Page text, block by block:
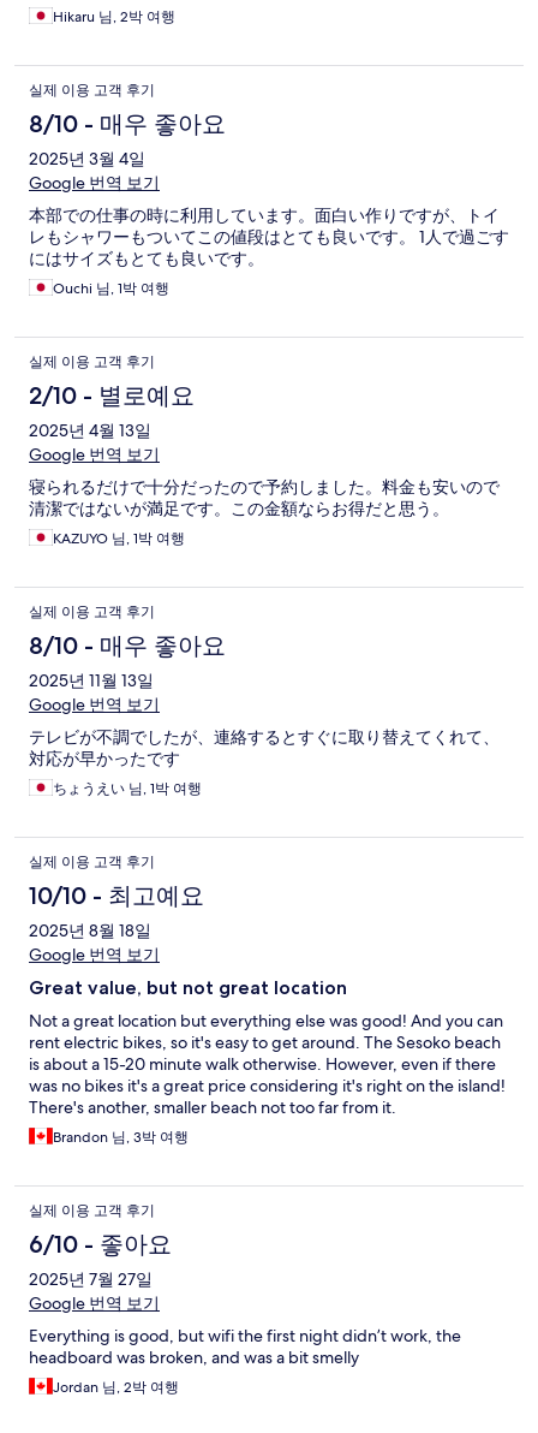
Hikaru 님, 2박 여행
실제 이용 고객 후기
8/10 - 매우 좋아요
2025년 3월 4일
Google 번역 보기
本部での仕事の時に利用しています。面白い作りですが、トイ
レもシャワーもついてこの値段はとても良いです。 1人で過ごす
にはサイズもとても良いです。
Ouchi 님, 1박 여행
실제 이용 고객 후기
2/10 - 별로예요
2025년 4월 13일
Google 번역 보기
寝られるだけで十分だったので予約しました。料金も安いので
清潔ではないが満足です。この金額ならお得だと思う。
KAZUYO 님, 1박 여행
실제 이용 고객 후기
8/10 - 매우 좋아요
2025년 11월 13일
Google 번역 보기
テレビが不調でしたが、連絡するとすぐに取り替えてくれて、
対応が早かったです
ちょうえい 님, 1박 여행
실제 이용 고객 후기
10/10 - 최고예요
2025년 8월 18일
Google 번역 보기
Great value, but not great location
Not a great location but everything else was good! And you can
rent electric bikes, so it's easy to get around. The Sesoko beach
is about a 15-20 minute walk otherwise. However, even if there
was no bikes it's a great price considering it's right on the island!
There's another, smaller beach not too far from it.
Brandon 님, 3박 여행
실제 이용 고객 후기
6/10 - 좋아요
2025년 7월 27일
Google 번역 보기
Everything is good, but wifi the first night didn’t work, the
headboard was broken, and was a bit smelly
Jordan 님, 2박 여행